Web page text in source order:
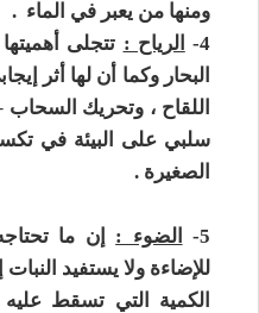
ومنها من يعبر في الماء .
4-
الرياح : تتجلى
البحار وكما أن لها أثر
اللقاح ، وتحريك السحاب
سلبي على البيئة في
الصغيرة .
5- الضوء :
الكمية التي تسقط